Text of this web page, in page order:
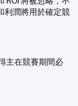
利潤將用於確定競
主在競賽期間必